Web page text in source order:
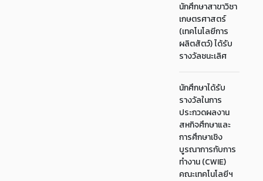
นักศึกษาสาขาวิชา
เกษตรศาสตร์
(เทคโนโลยีการ
ผลิตสัตว์) ได้รับ
รางวัลชนะเลิศ
นักศึกษาได้รับ
รางวัลในการ
ประกวดผลงาน
สหกิจศึกษาและ
การศึกษาเชิง
บูรณาการกับการ
ทำงาน (CWIE)
คณะเทคโนโลยีฯ